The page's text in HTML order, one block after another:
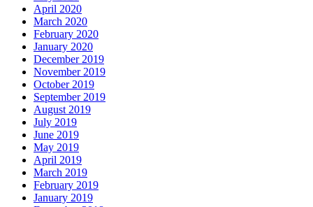
April 2020
March 2020
February 2020
January 2020
December 2019
November 2019
October 2019
September 2019
August 2019
July 2019
June 2019
May 2019
April 2019
March 2019
February 2019
January 2019